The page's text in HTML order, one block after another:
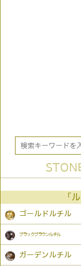
「
ゴールドルチル
ブラックブラウンルチル
ガーデンルチル